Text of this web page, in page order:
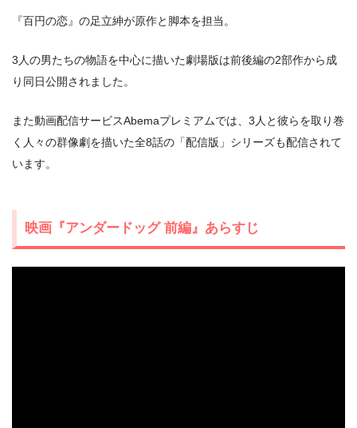
今すぐ無料でU-NEXTで見る
出典: U-NEXTヘルプセンター
『百円の恋』の足立紳が原作と脚本を担当。
3人の男たちの物語を中心に描いた劇場版は前後編の2部作から成
り同日公開されました。
また動画配信サービスAbemaプレミアムでは、3人と彼らを取り巻
く人々の群像劇を描いた全8話の「配信版」シリーズも配信されて
います。
映画『アンダードッグ 前編』あらすじ